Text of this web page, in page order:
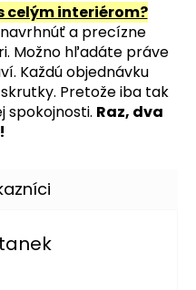
celým interiérom?
a precízne
Možno hľadáte práve
Každú objednávku
Pretože iba tak
spokojnosti. Raz, dva
je 5 z 5 hviezdičiek.